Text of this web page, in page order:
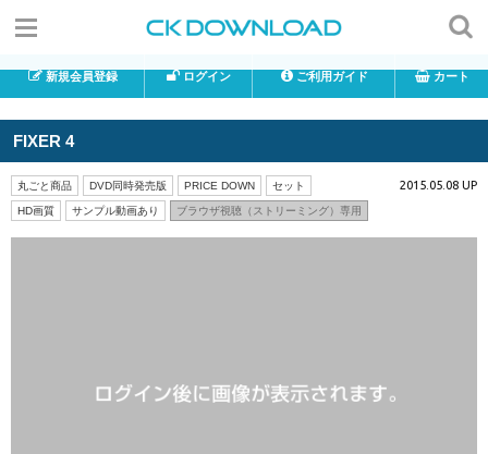
新規会員登録 ログイン ご利用ガイド カート
FIXER 4
丸ごと商品 DVD同時発売版 PRICE DOWN セット
HD画質 サンプル動画あり ブラウザ視聴（ストリーミング）専用
2015.05.08 UP